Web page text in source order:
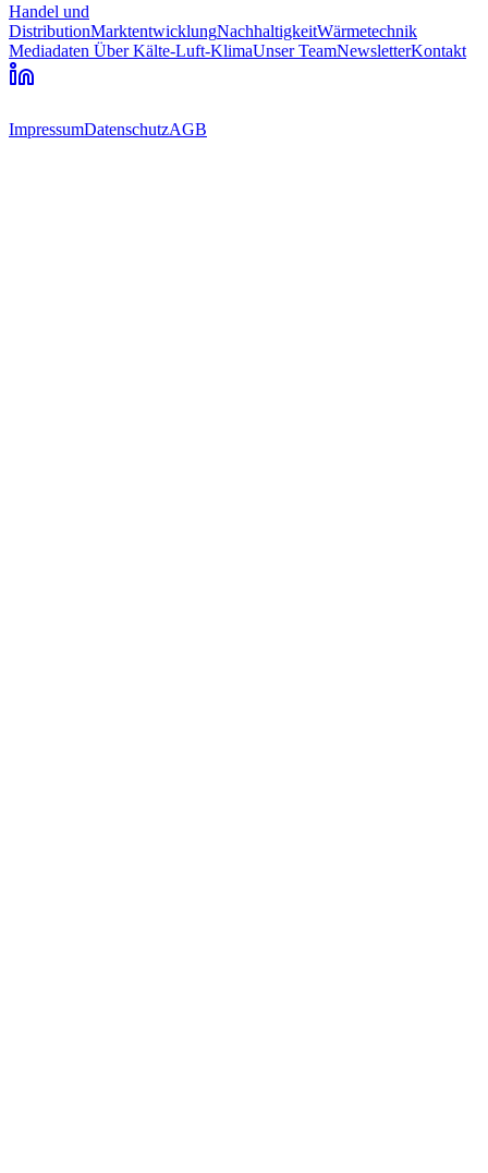
Handel und
DistributionMarktentwicklungNachhaltigkeitWärmetechnik
Mediadaten Über Kälte-Luft-KlimaUnser TeamNewsletterKontakt
ImpressumDatenschutzAGB